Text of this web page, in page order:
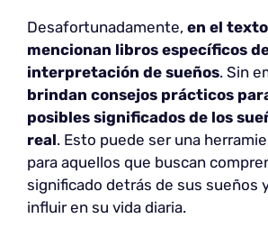
Desafortunadamente, en el
mencionan libros específicos
interpretación de sueños. Sin
brindan consejos prácticos
posibles significados de los
real. Esto puede ser una
para aquellos que buscan
significado detrás de sus sueños
influir en su vida diaria.